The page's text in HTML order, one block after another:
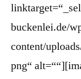
buckenlei.de/
content/
png“